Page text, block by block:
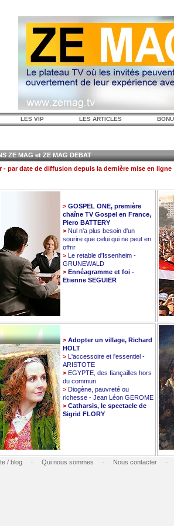
LES VIP LES ARTICLES
MAG et ZE MAG DEBAT
- par date de diffusion depuis la dernière mise en ligne
> GOSPEL ONE, première
chaîne TV Gospel en France,
Piero BATTERY
> Nul n'a plus besoin d'un
sourire que celui qui ne peut en
offrir
> Le retable d'Issenheim -
GRUNEWALD
> Ennéagramme et foi -
Etienne SEGUIER
> Adopter un village, Richard
HOLT
> L'accessoire et l'essentiel -
ARISTOTE
> EGYPTE, des fiançailles hors
du commun
> Diogène, pauvreté ou
richesse - Jean Léon GEROME
> Catharsis, le spectacle de
Sigrid FLORY
/ blog - Qui nous sommes - Nous contacter -